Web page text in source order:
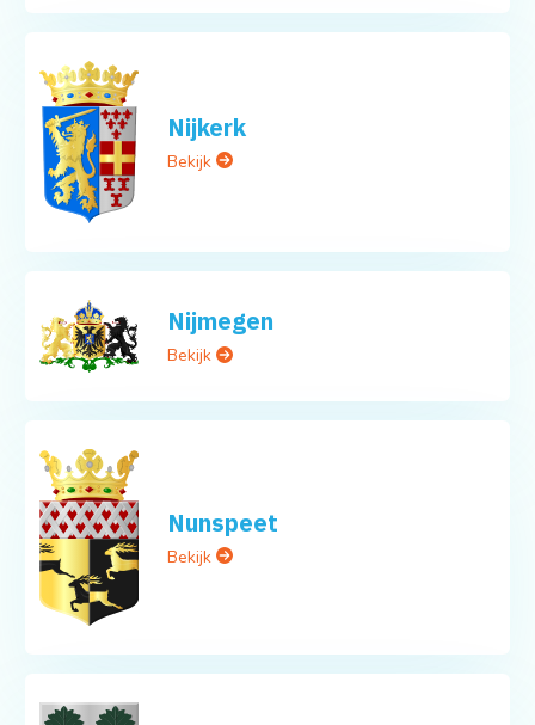
Nijkerk
Bekijk
Nijmegen
Bekijk
Nunspeet
Bekijk